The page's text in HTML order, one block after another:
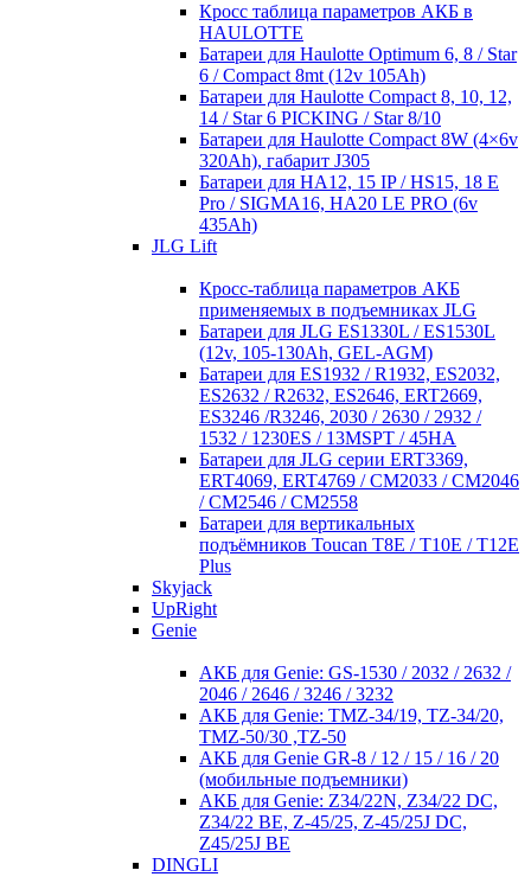
Кросc таблица параметров АКБ в
HAULOTTE
Батареи для Haulotte Optimum 6, 8 / Star
6 / Compact 8mt (12v 105Ah)
Батареи для Haulotte Compact 8, 10, 12,
14 / Star 6 PICKING / Star 8/10
Батареи для Haulotte Compact 8W (4×6v
320Ah), габарит J305
Батареи для HA12, 15 IP / HS15, 18 E
Pro / SIGMA16, HA20 LE PRO (6v
435Ah)
JLG Lift
Кросc-таблица параметров АКБ
применяемых в подъемниках JLG
Батареи для JLG ES1330L / ES1530L
(12v, 105-130Ah, GEL-AGM)
Батареи для ES1932 / R1932, ES2032,
ES2632 / R2632, ES2646, ERT2669,
ES3246 /R3246, 2030 / 2630 / 2932 /
1532 / 1230ES / 13MSPT / 45HA
Батареи для JLG серии ERT3369,
ERT4069, ERT4769 / CM2033 / CM2046
/ CM2546 / CM2558
Батареи для вертикальных
подъёмников Toucan T8E / T10E / T12E
Plus
Skyjack
UpRight
Genie
АКБ для Genie: GS-1530 / 2032 / 2632 /
2046 / 2646 / 3246 / 3232
АКБ для Genie: TMZ-34/19, TZ-34/20,
TMZ-50/30 ,TZ-50
АКБ для Genie GR-8 / 12 / 15 / 16 / 20
(мобильные подъемники)
АКБ для Genie: Z34/22N, Z34/22 DC,
Z34/22 BE, Z-45/25, Z-45/25J DC,
Z45/25J BE
DINGLI